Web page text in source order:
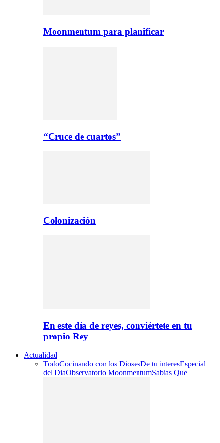
Moonmentum para planificar
“Cruce de cuartos”
Colonización
En este día de reyes, conviértete en tu
propio Rey
Actualidad
TodoCocinando con los DiosesDe tu interesEspecial
del DiaObservatorio MoonmentumSabias Que